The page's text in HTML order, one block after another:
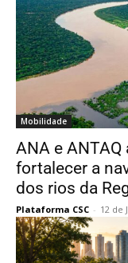
Mobilidade
ANA e
fortalecer a
dos rios da
Plataforma CSC - 12 de